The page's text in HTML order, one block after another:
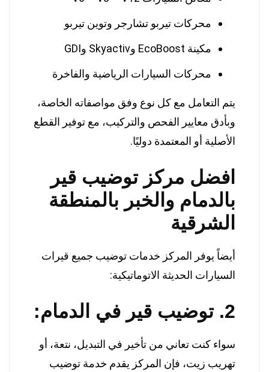
محركات تيربو تشارجر وتوين تيربو
مكينة EcoBoost وSkyactiv وGDI
محركات السيارات الرياضية والفاخرة
يتم التعامل مع كل نوع وفق مواصفاته الخاصة،
وبأدق معايير الفحص والتركيب، مع توفير القطع
الأصلية أو المعتمدة دوليًا.
افضل مركز توضيب قير
بالدمام والخبر بالمنطقة
الشرقية
أيضاً يوفر المركز خدمات توضيب جميع قيرات
السيارات الحديثة الاتوماتيكية:
2. توضيب قير في الدمام:
سواء كنت تعاني من تأخير في التبديل، نتعة، أو
تهريب زيت، فإن المركز يقدم خدمة توضيب